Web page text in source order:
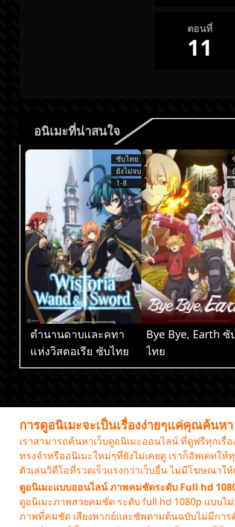
ตอนที่
11
อนิเมะที่น่าสนใจ
ซับไทย
ยังไม่จบ
1-8
ตำนานดาบและคทา
แห่งวิสตอเรีย ซับไทย
Bye Bye, Earth ซั
ไทย
การดูอนิเมะจะเป็นเรื่องง่ายๆแค่คุณค้นห
เราสามารถค้นหาเว็บดูอนิเมะออนไลน์ ที่ดูฟรีทุกเรื่
ทรงจำหรืออนิเมะใหม่ๆที่ยังไม่เคยดู เราก็อัพเดทใ
ตัวเล่นวิดีโอที่รวดเร็วแรงกว่าเว็บอื่น ไม่มีโฆษณา
ดูอนิเมะแบบออนไลน์ ภาพคมชัดระดับ Full hd
ดูอนิเมะภาพสวยคมชัด ระดับ full hd 1080p แบบไ
ภาพที่คมชัด เสียงพากย์และซัพตามต้นฉบับไม่มีกา